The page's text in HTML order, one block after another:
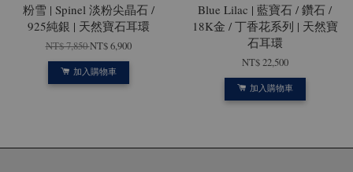
粉雪 | Spinel 淡粉尖晶石 /
925純銀 | 天然寶石耳環
NT$ 7,850NT$ 6,900
加入購物車
Blue Lilac | 藍寶石 / 鑽石 /
18K金 / 丁香花系列 | 天然寶
石耳環
NT$ 22,500
加入購物車